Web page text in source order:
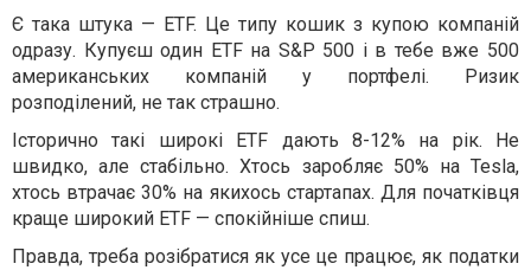
Є така штука — ETF. Це типу кошик з купою компаній
одразу. Купуєш один ETF на S&P 500 і в тебе вже 500
американських компаній у портфелі. Ризик
розподілений, не так страшно.
Історично такі широкі ETF дають 8-12% на рік. Не
швидко, але стабільно. Хтось заробляє 50% на Tesla,
хтось втрачає 30% на якихось стартапах. Для початківця
краще широкий ETF — спокійніше спиш.
Правда, треба розібратися як усе це працює, як податки